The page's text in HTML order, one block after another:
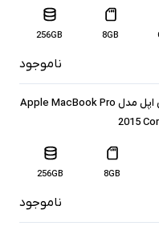
8GB
256GB
ناموجود
لپ تاپ استوک 13.3 اینچی اپل مدل Apple MacBook Pro
2015
8GB
256GB
ناموجود